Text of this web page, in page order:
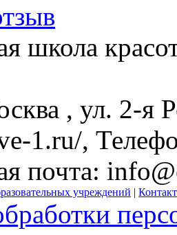
школа
, ул. 2-я
1.ru/,
почта:
учреждений |